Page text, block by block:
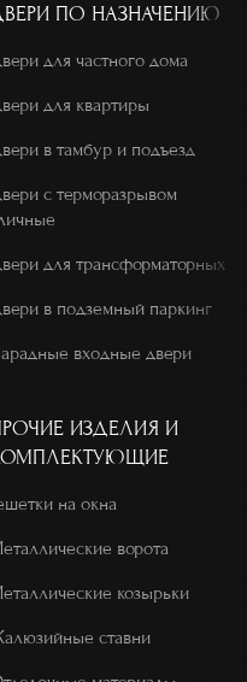
ПО НАЗНАЧЕНИЮ
для частного дома
для квартиры
в тамбур и подъезд
с терморазрывом
для трансформаторных
в подземный паркинг
входные двери
ИЗДЕЛИЯ И
на окна
ворота
козырьки
ставни